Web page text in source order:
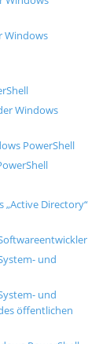
Windows
Windows
PowerShell
Directory“
und
und
öffentlichen